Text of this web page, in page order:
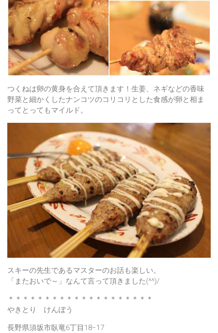
つくねは卵の黄身を合えて頂きます！生姜、ネギなどの香味
野菜と細かくしたナンコツのコリコリとした食感が卵と相ま
ってとってもマイルド。
スキーの先生であるマスターのお話も楽しい。
「またおいで～」 なんて言って頂きました(^^)/
＊＊＊＊＊＊＊＊＊＊＊＊＊＊＊＊＊＊＊＊
やきとり けんぼう
長野県須坂市臥竜6丁目18−17